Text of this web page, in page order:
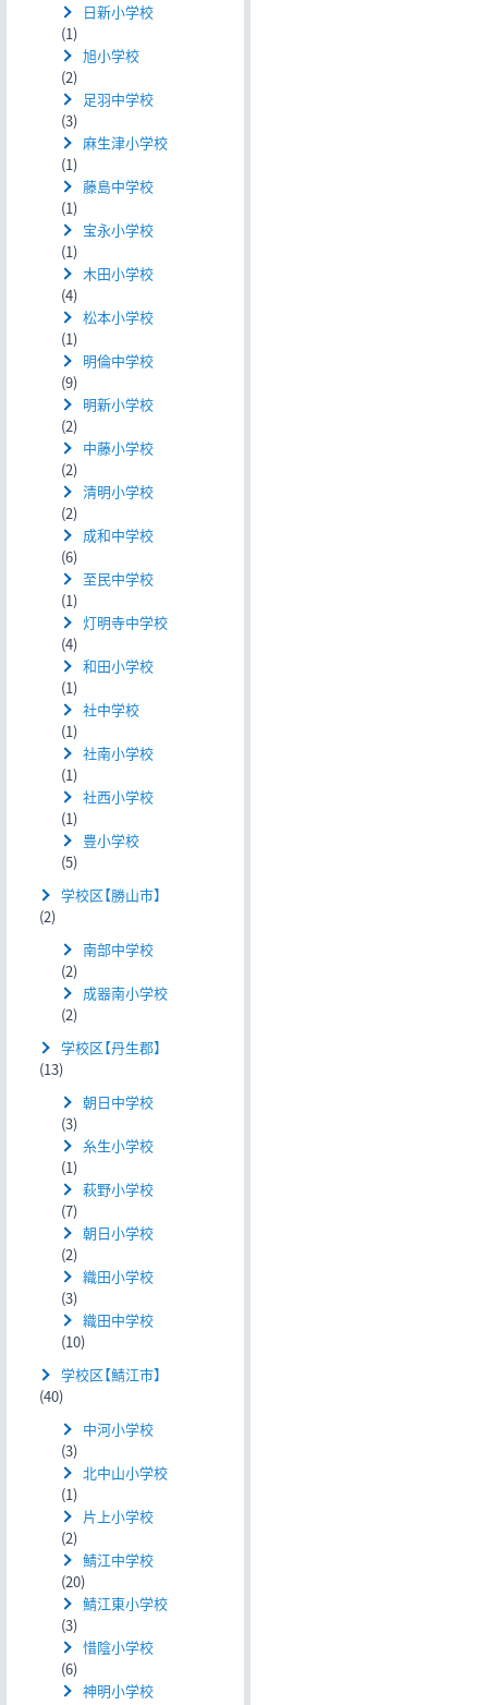
日新小学校
(1)
旭小学校
(2)
足羽中学校
(3)
麻生津小学校
(1)
藤島中学校
(1)
宝永小学校
(1)
木田小学校
(4)
松本小学校
(1)
明倫中学校
(9)
明新小学校
(2)
中藤小学校
(2)
清明小学校
(2)
成和中学校
(6)
至民中学校
(1)
灯明寺中学校
(4)
和田小学校
(1)
社中学校
(1)
社南小学校
(1)
社西小学校
(1)
豊小学校
(5)
学校区【勝山市】
(2)
南部中学校
(2)
成器南小学校
(2)
学校区【丹生郡】
(13)
朝日中学校
(3)
糸生小学校
(1)
萩野小学校
(7)
朝日小学校
(2)
織田小学校
(3)
織田中学校
(10)
学校区【鯖江市】
(40)
中河小学校
(3)
北中山小学校
(1)
片上小学校
(2)
鯖江中学校
(20)
鯖江東小学校
(3)
惜陰小学校
(6)
神明小学校